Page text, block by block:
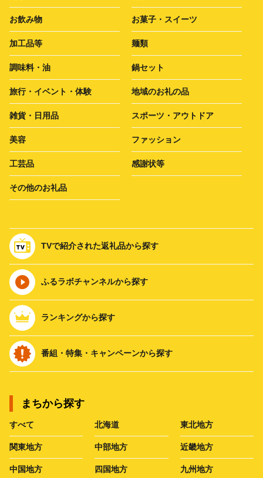
お飲み物 お菓子・スイーツ
加工品等 麺類
調味料・油 鍋セット
旅行・イベント・体験 地域のお礼の品
雑貨・日用品 スポーツ・アウトドア
美容 ファッション
工芸品 感謝状等
その他のお礼品
TVで紹介された返礼品から探す
ふるラボチャンネルから探す
ランキングから探す
番組・特集・キャンペーンから探す
まちから探す
すべて 北海道 東北地方
関東地方 中部地方 近畿地方
中国地方 四国地方 九州地方